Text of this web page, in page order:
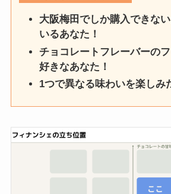
大阪梅田でしか購入できな
いるあなた！
チョコレートフレーバーの
好きなあなた！
1つで異なる味わいを楽しみ